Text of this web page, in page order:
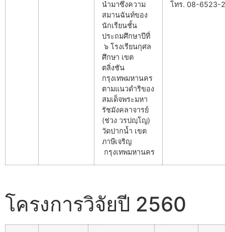
นำมาซึ่งความ
สมานฉันท์ของ
นักเรียนชั้น
ประถมศึกษาปีที่
๖ โรงเรียนกุศล
ศึกษา เขต
ตลิ่งชัน
กรุงเทพมหานคร
ตามแนวดำริของ
สมเด็จพระมหา
รัชมังคลาจารย์
(ช่วง วรปญฺโญ)
วัดปากน้ำ เขต
ภาษีเจริญ
กรุงเทพมหานคร
โทร. 08-6523-
โครงการวิจัยปี 2560